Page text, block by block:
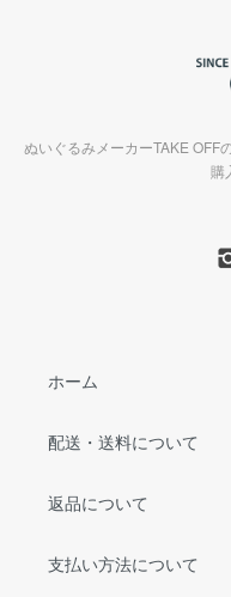
ぬいぐるみメーカーTAKE
購
ホーム
配送・送料について
返品について
支払い方法について